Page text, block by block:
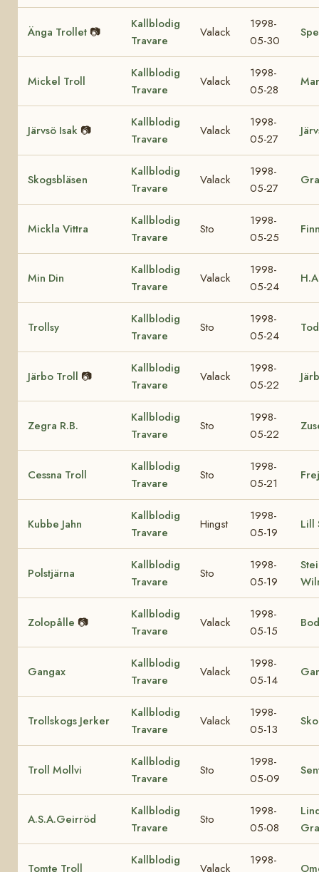
Änga Trollet 📷
Kallblodig
Travare
Valack
1998-
05-30
Mickel Troll
Kallblodig
Travare
Valack
1998-
05-28
Järvsö Isak 📷
Kallblodig
Travare
Valack
1998-
05-27
Skogsbläsen
Kallblodig
Travare
Valack
1998-
05-27
Mickla Vittra
Kallblodig
Travare
Sto
1998-
05-25
Min Din
Kallblodig
Travare
Valack
1998-
05-24
Trollsy
Kallblodig
Travare
Sto
1998-
05-24
Järbo Troll 📷
Kallblodig
Travare
Valack
1998-
05-22
Zegra R.B.
Kallblodig
Travare
Sto
1998-
05-22
Cessna Troll
Kallblodig
Travare
Sto
1998-
05-21
Kubbe Jahn
Kallblodig
Travare
Hingst
1998-
05-19
Lill
Polstjärna
Kallblodig
Travare
Sto
1998-
05-19
Zolopålle 📷
Kallblodig
Travare
Valack
1998-
05-15
Gangax
Kallblodig
Travare
Valack
1998-
05-14
Trollskogs Jerker
Kallblodig
Travare
Valack
1998-
05-13
Troll Mollvi
Kallblodig
Travare
Sto
1998-
05-09
A.S.A.Geirröd
Kallblodig
Travare
Sto
1998-
05-08
Tomte Troll
Kallblodig
Valack
1998-